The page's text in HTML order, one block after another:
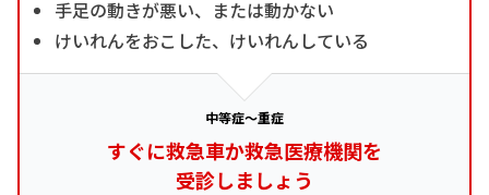
手足の動きが悪い、または動かない
けいれんをおこした、けいれんしている
中等症～重症
すぐに救急車か救急医療機関を
受診しましょう